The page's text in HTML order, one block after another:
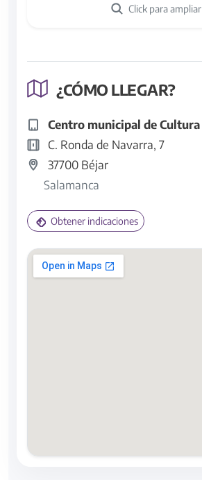
Click para ampliar
¿CÓMO LLEGAR?
Centro municipal de Cultura
C. Ronda de Navarra, 7
37700 Béjar
Salamanca
Obtener indicaciones